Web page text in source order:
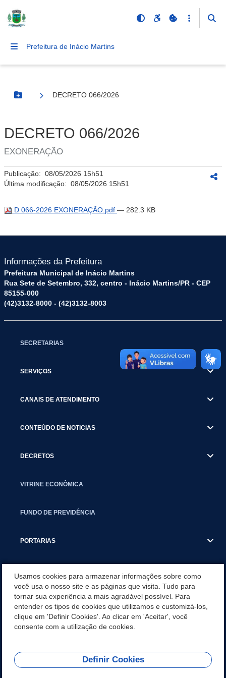
Prefeitura de Inácio Martins
Botão Menu
DECRETO 066/2026
DECRETO 066/2026
EXONERAÇÃO
Publicação: 08/05/2026 15h51
Última modificação: 08/05/2026 15h51
D 066-2026 EXONERAÇÃO.pdf — 282.3 KB
Informações da Prefeitura
Prefeitura Municipal de Inácio Martins
Rua Sete de Setembro, 332, centro - Inácio Martins/PR - CEP
85155-000
(42)3132-8000 - (42)3132-8003
SECRETARIAS
SERVIÇOS
CANAIS DE ATENDIMENTO
CONTEÚDO DE NOTICIAS
DECRETOS
VITRINE ECONÔMICA
FUNDO DE PREVIDÊNCIA
PORTARIAS
CONCURSO/PSS/CONVOCAÇÃO
INCENTIVOS PÚBLICOS À PROJETOS CULTURAIS - INÁCIO
MARTINS PR
REDES SOCIAIS
Usamos cookies para armazenar informações sobre como
você usa o nosso site e as páginas que visita. Tudo para
tornar sua experiência a mais agradável possível. Para
entender os tipos de cookies que utilizamos e customizá-los,
clique em 'Definir Cookies'. Ao clicar em 'Aceitar', você
consente com a utilização de cookies.
Definir Cookies